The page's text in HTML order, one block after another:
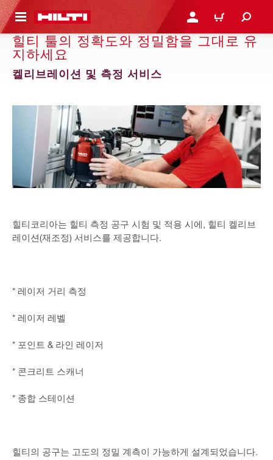
으로 건너뛰기 로그인 또는 회원가입
장바구니
힐티 툴의 정확도와 정밀함을 그대로 유
지하세요
켈리브레이션 및 측정 서비스
힐티코리아는 힐티 측정 공구 시험 및 적용 시에, 힐티 켈리브
레이션(재조정) 서비스를 제공합니다.
* 레이저 거리 측정
* 레이저 레벨
* 포인트 & 라인 레이저
* 콘크리트 스캐너
* 종합 스테이션
힐티의 공구는 고도의 정밀 계측이 가능하게 설계되었습니다.